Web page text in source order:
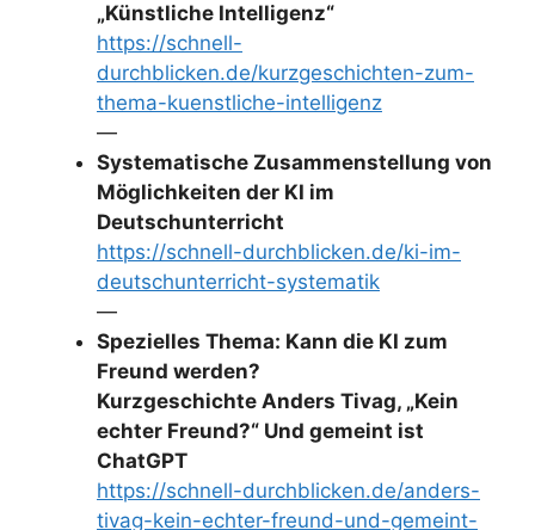
„Künstliche Intelligenz“
https://schnell-
durchblicken.de/kurzgeschichten-zum-
thema-kuenstliche-intelligenz
—
Systematische Zusammenstellung von
Möglichkeiten der KI im
Deutschunterricht
https://schnell-durchblicken.de/ki-im-
deutschunterricht-systematik
—
Spezielles Thema: Kann die KI zum
Freund werden?
Kurzgeschichte Anders Tivag, „Kein
echter Freund?“ Und gemeint ist
ChatGPT
https://schnell-durchblicken.de/anders-
tivag-kein-echter-freund-und-gemeint-